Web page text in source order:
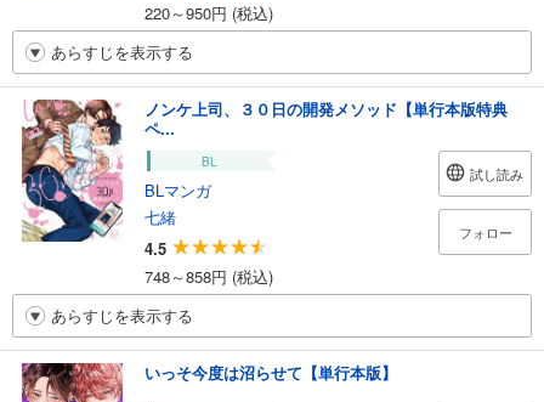
220～950円 (税込)
あらすじを表示する
ノンケ上司、３０日の開発メソッド【単行本版特典
ペ...
BL
BLマンガ
七緒
4.5
748～858円 (税込)
試し読み
フォロー
あらすじを表示する
いっそ今度は沼らせて【単行本版】